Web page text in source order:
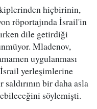
hiçbirinin,
röportajında İsrail'in
dile getirdiği
Mladenov,
uygulanması
İsrail yerleşimlerine
bir daha asla
söylemişti.